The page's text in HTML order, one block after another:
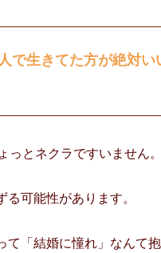
で生きてた方が絶対
とネクラですいません。
可能性があります。
「結婚に憧れ」なんて